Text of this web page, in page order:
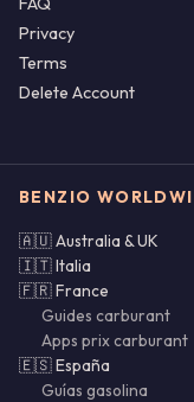
Privacy
Terms
Delete Account
BENZIO
🇦🇺 Australia & UK
🇮🇹 Italia
🇫🇷 France
Guides carburant
Apps prix carburant
🇪🇸 España
Guías gasolina